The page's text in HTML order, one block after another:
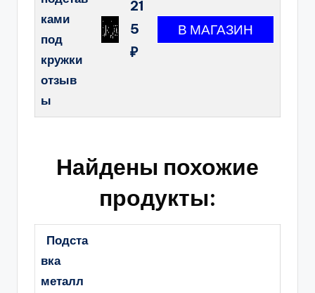
ками
под
кружки
отзыв
ы
21
5
₽
Найдены похожие
продукты:
Подста
вка
металл